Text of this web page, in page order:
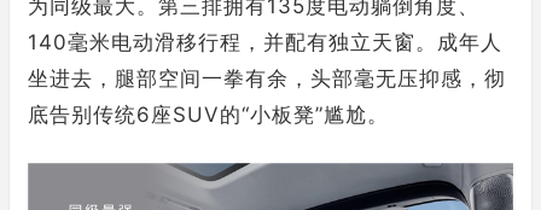
为同级最大。第三排拥有135度电动躺倒角度、
140毫米电动滑移行程，并配有独立天窗。成年人
坐进去，腿部空间一拳有余，头部毫无压抑感，彻
底告别传统6座SUV的“小板凳”尴尬。